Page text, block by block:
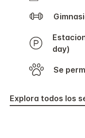
Estacionamiento en el hotel (57 USD /
day)
Se
Explora todos los